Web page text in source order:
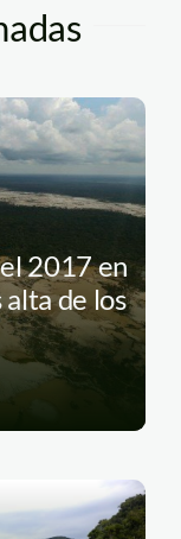
2017 en
de los